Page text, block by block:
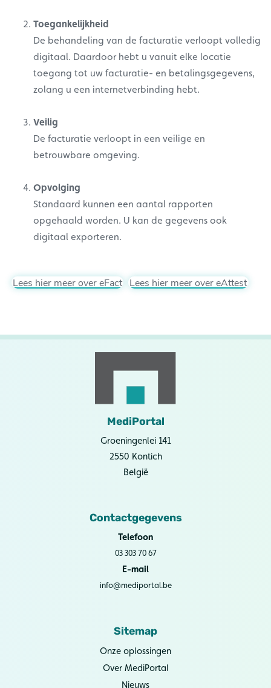
Toegankelijkheid
De behandeling van de facturatie verloopt volledig
digitaal. Daardoor hebt u vanuit elke locatie
toegang tot uw facturatie- en betalingsgegevens,
zolang u een internetverbinding hebt.
Veilig
De facturatie verloopt in een veilige en
betrouwbare omgeving.
Opvolging
Standaard kunnen een aantal rapporten
opgehaald worden. U kan de gegevens ook
digitaal exporteren.
Lees hier meer over eFact Lees hier meer over eAttest
MediPortal
Groeningenlei 141
2550 Kontich
België
Contactgegevens
Telefoon
03 303 70 67
E-mail
info@mediportal.be
Sitemap
Onze oplossingen
Over MediPortal
Nieuws